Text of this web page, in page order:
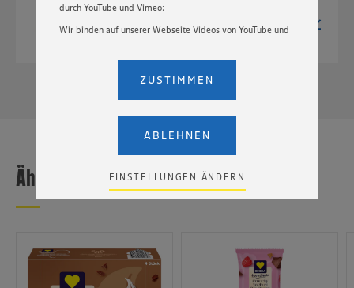
durch YouTube und Vimeo:
Wir binden auf unserer Webseite Videos von YouTube und
Einstellungen bezüglich YouTube und Vimeo zu ändern,
ein, dass Ihre Daten (IP-Adresse, Zeitstempel, ggf.
Nutzerverhalten auf unserer Webseite) an die Anbieter der
Dienste YouTube und Vimeo in den USA übermittelt und
dort verarbeitet werden. Der EuGH sieht die USA als Land
mit einem nach europäischen Standards nicht
angemessenen Datenschutzniveau an. Es besteht das
Risiko eines Zugriffs durch US-amerikanische Behörden.
genannten Dienste Ihre Daten verarbeiten. Weitere
EINSTELLUNGEN ÄNDERN
ABLEHNEN
ZUSTIMMEN
TIF
10,4 MB
Ähnliche Produkte